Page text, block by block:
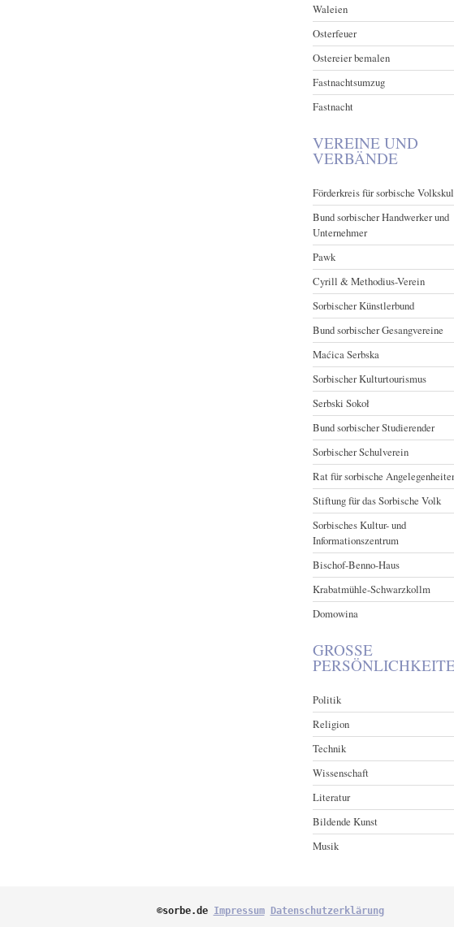
Waleien
Osterfeuer
Ostereier bemalen
Fastnachtsumzug
Fastnacht
VEREINE UND
VERBÄNDE
Förderkreis für sorbische
Bund sorbischer Handwerker und
Unternehmer
Pawk
Cyrill & Methodius-Verein
Sorbischer Künstlerbund
Bund sorbischer Gesangvereine
Maćica Serbska
Sorbischer Kulturtourismus
Serbski Sokoł
Bund sorbischer Studierender
Sorbischer Schulverein
Rat für sorbische
Stiftung für das Sorbische Volk
Sorbisches Kultur- und
Informationszentrum
Bischof-Benno-Haus
Krabatmühle-Schwarzkollm
Domowina
GROSSE P
Politik
Religion
Technik
Wissenschaft
Literatur
Bildende Kunst
Musik
©sorbe.de Impressum Datenschutzerklärung